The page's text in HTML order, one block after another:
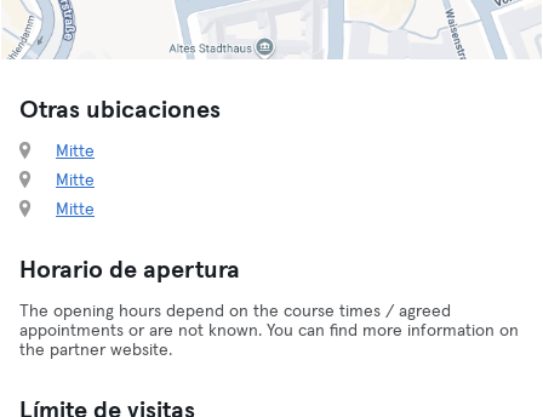
Otras ubicaciones
Mitte
Mitte
Mitte
Horario de apertura
The opening hours depend on the course times / agreed
appointments or are not known. You can find more information on
the partner website.
Límite de visitas